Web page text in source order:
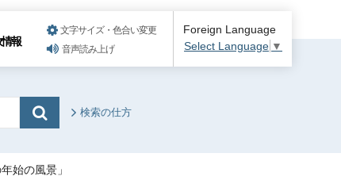
報
文字サイズ・色合い変更
音声読み上げ
Foreign Language
Select Language ▼
検索の仕方
始の風景」